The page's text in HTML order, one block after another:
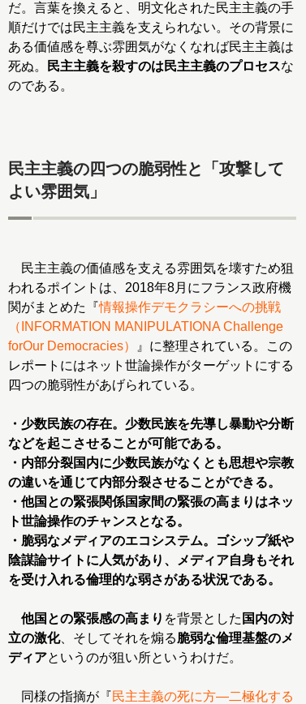
だ。言葉を換えると、明文化された民主主義の手
順だけでは民主主義を支えられない。その背景に
ある価値感を尊ぶ雰囲気がなくなれば民主主義は
死ぬ。
民主主義を殺すのは民主主義のプロセスな
のである。
民主主義の四つの脆弱性と「攻撃して
よい雰囲気」
民主主義の価値感を支える雰囲気を壊すため狙
われるポイントは、2018年8月にフランス政府機
関がまとめた『情報操作デモクラシーへの挑戦
（INFORMATION MANIPULATIONA Challenge
forOur Democracies）
』に整理されている。この
レポートにはネット世論操作がターゲットにする
四つの脆弱性があげられている。
・少数民族の存在。少数民族を先導し暴動や分断
などを起こさせることが可能である。
・内部分裂国内に少数民族がなくとも思想や宗教
の違いを通じて内部分裂させることができる。
・他国との緊張関係国家間の緊張の高まりはネッ
ト世論操作のチャンスとなる。
・脆弱なメディアのエコシステム。ゴシップ紙や
陰謀論サイトに人気があり、メディア自身もそれ
を受け入れる倫理的な弱さがある状況である。
他国との緊張感の高まり を背景とした 国内の対
立の激化、そしてそれを煽る脆弱な倫理基盤のメ
ディアというのが狙い所というわけだ。
同様の指摘が『民主主義の死に方―二極化する